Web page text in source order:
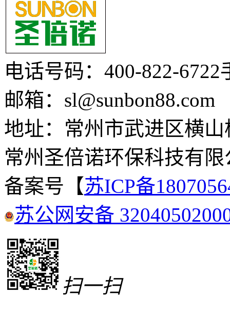
电话号码：400-822-6722
邮箱：sl@sunbon88.com
地址：常州市武进区横
常州圣倍诺环保科技有限
备案号【苏ICP备
苏公网安备
扫一扫